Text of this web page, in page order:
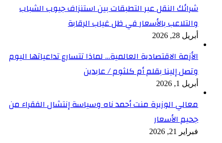
شرائك النقل عبر التطبقات بين استنزاف جيوب الشباب
والتلاعب بالأسعار في ظل غياب الرقابة
أبريل 28, 2026
الأزمة الاقتصادية العالمية… لماذا تتسارع تداعياتها اليوم
وتصل إلينا بقلم أم كلثوم / عابدين
أبريل 1, 2026
معالي الوزيرة منت أحمد ناه وسياسة إنتشال الفقراء من
جحيم الأسعار
فبراير 21, 2026